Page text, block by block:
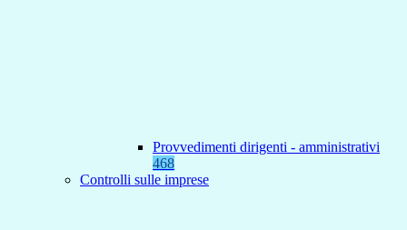
Provvedimenti dirigenti - amministrativi
468
Controlli sulle imprese